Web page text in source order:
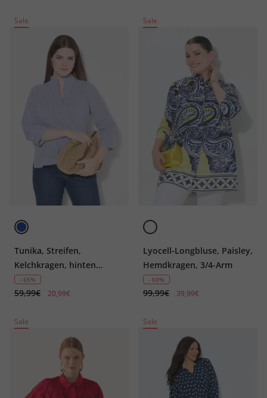
Sale
Tunika, Streifen,
Kelchkragen, hinten
länger, 3/4-Arm
- 65%
59,99€ 20,99€
Sale
Lyocell-Longbluse, Paisley,
Hemdkragen, 3/4-Arm
- 60%
99,99€ 39,99€
Sale Sale